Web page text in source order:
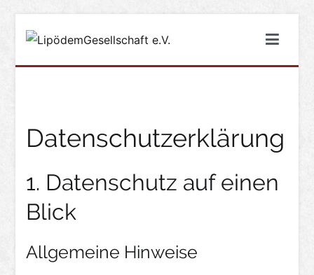
Inhalt
springen
Datenschutz­erklärung
1. Datenschutz auf einen
Blick
Allgemeine Hinweise